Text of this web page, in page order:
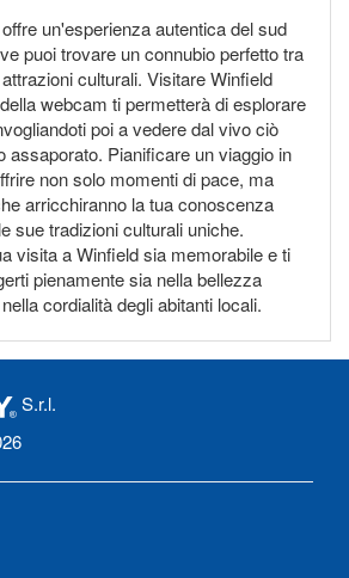
un'esperienza autentica del sud
puoi trovare un connubio perfetto tra
culturali. Visitare Winfield
webcam ti permetterà di esplorare
poi a vedere dal vivo ciò
assaporato. Pianificare un viaggio in
non solo momenti di pace, ma
arricchiranno la tua conoscenza
sue tradizioni culturali uniche.
visita a Winfield sia memorabile e ti
pienamente sia nella bellezza
cordialità degli abitanti locali.
S.r.l.